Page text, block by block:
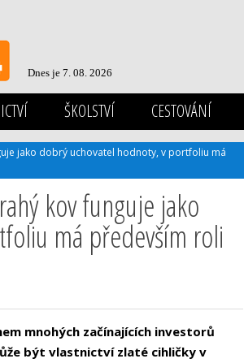
Dnes je 7. 08. 2026
ŠKOLSTVÍ CESTOVÁNÍ
jako dobrý uchovatel hodnoty, v portfoliu má
kov funguje jako
má především roli
mnohých začínajících investorů
být vlastnictví zlaté cihličky v